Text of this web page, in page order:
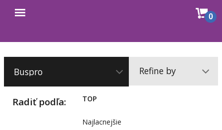
menu
0
Refine by
Radiť podľa: TOP
Najlacnejšie